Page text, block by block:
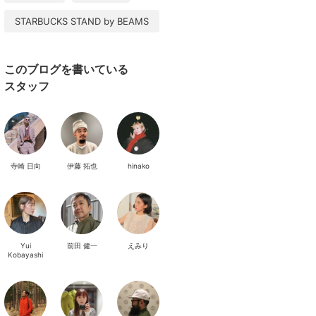
STARBUCKS STAND by BEAMS
このブログを書いている
スタッフ
寺崎 日向 伊藤 拓也 hinako
Yui
Kobayashi
前田 健一 えみり